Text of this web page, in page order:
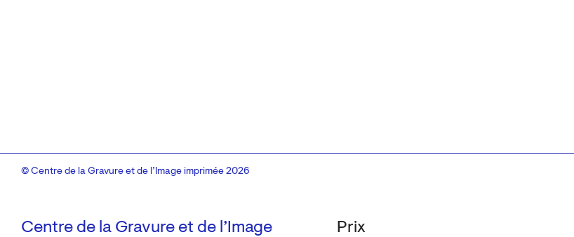
Centre de la Gravure et de l’Image
Prix
© Centre de la Gravure et de l’Image imprimée 2026